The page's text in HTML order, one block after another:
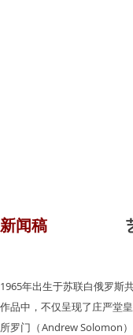
新闻稿
1965年出生于苏联白俄罗斯
作品中，不仅呈现了庄严堂
所罗门（Andrew Solomon